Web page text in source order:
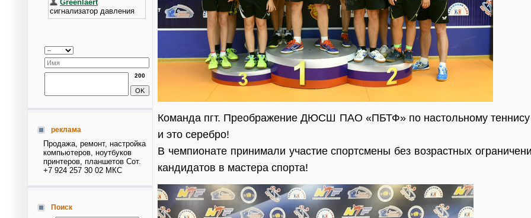
200
реклама
Продажа, ремонт, настройка
компьютеров, ноутбуков
принтеров, планшетов Сот.
+7 924 257 30 02 МКС
Поиск
Команда пгт. Преображение ДЮСШ ПАО «ПБТФ» по настольному теннису
и это серебро!
В чемпионате принимали участие спортсмены без возрастных
кандидатов в мастера спорта!